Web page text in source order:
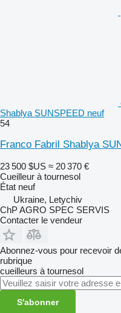
Shablya SUNSPEED neuf
54
Franco Fabril Shablya
23 500 $US ≈ 20 370 €
Cueilleur à tournesol
État neuf
Ukraine, Letychiv
ChP AGRO SPEC SERVIS
Contacter le vendeur
Abonnez-vous pour recevoir
rubrique
cueilleurs à tournesol
S'abonner